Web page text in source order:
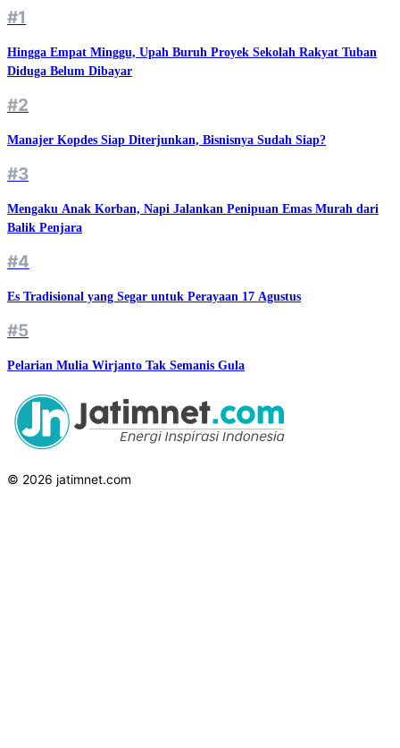
#1
Hingga Empat Minggu, Upah Buruh Proyek Sekolah Rakyat Tuban
Diduga Belum Dibayar
#2
Manajer Kopdes Siap Diterjunkan, Bisnisnya Sudah Siap?
#3
Mengaku Anak Korban, Napi Jalankan Penipuan Emas Murah dari
Balik Penjara
#4
Es Tradisional yang Segar untuk Perayaan 17 Agustus
#5
Pelarian Mulia Wirjanto Tak Semanis Gula
© 2026 jatimnet.com